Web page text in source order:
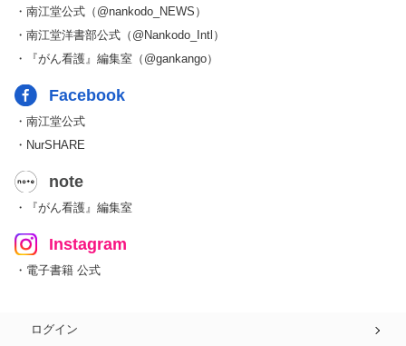
・南江堂公式（@nankodo_NEWS）
・南江堂洋書部公式（@Nankodo_Intl）
・『がん看護』編集室（@gankango）
Facebook
・南江堂公式
・NurSHARE
note
・『がん看護』編集室
Instagram
・電子書籍 公式
ログイン